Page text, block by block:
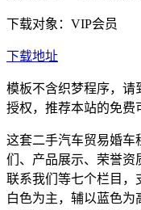
下载对象：VIP会员
下载地址
模板不含织梦程序，请
授权，推荐本站的免费
这套二手汽车贸易婚车
们、产品展示、荣誉资
联系我们等七个栏目，
白色为主，辅以蓝色